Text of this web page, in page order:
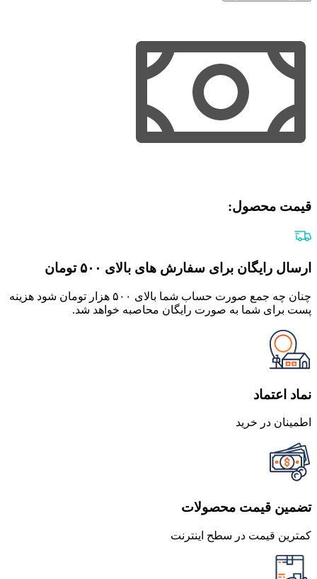
قیمت محصول:​
ارسال رایگان برای سفارش های بالای ۵۰۰ تومان
چنان چه جمع صورت حساب شما بالای ۵۰۰ هزار تومان شود هزینه
پست برای شما به صورت رایگان محاصبه خواهد شد.
نماد اعتماد
اطمینان در خرید
تضمین قیمت محصولات
کمترین قیمت در سطح اینترنت